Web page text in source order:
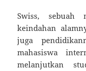
Swiss, sebuah
keindahan
juga
mahasiswa
melanjutkan